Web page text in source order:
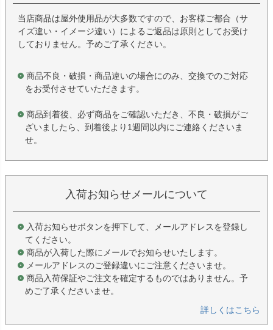
当店商品は屋外使用品が大多数ですので、お客様ご都合（サ
イズ違い・イメージ違い）によるご返品は原則としてお受け
しておりません。予めご了承ください。
商品不良・破損・商品違いの場合にのみ、交換でのご対応
をお受付させていただきます。
商品到着後、必ず商品をご確認いただき、不良・破損がご
ざいましたら、到着後より1週間以内にご連絡くださいま
せ。
入荷お知らせメールについて
入荷お知らせボタンを押下して、メールアドレスを登録し
てください。
商品が入荷した際にメールでお知らせいたします。
メールアドレスのご登録違いにご注意くださいませ。
商品入荷保証やご注文を確定するものではありません。予
めご了承くださいませ。
詳しくはこちら